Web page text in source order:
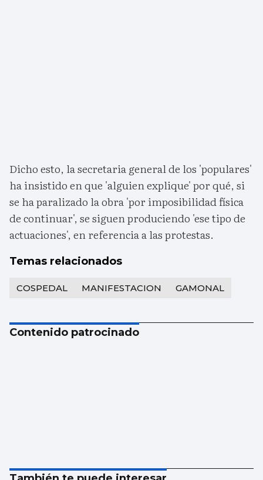
Dicho esto, la secretaria general de los 'populares'
ha insistido en que 'alguien explique' por qué, si
se ha paralizado la obra 'por imposibilidad física
de continuar', se siguen produciendo 'ese tipo de
actuaciones', en referencia a las protestas.
Temas relacionados
COSPEDAL MANIFESTACION GAMONAL
Contenido patrocinado